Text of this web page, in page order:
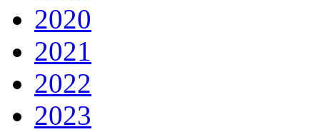
2020
2021
2022
2023